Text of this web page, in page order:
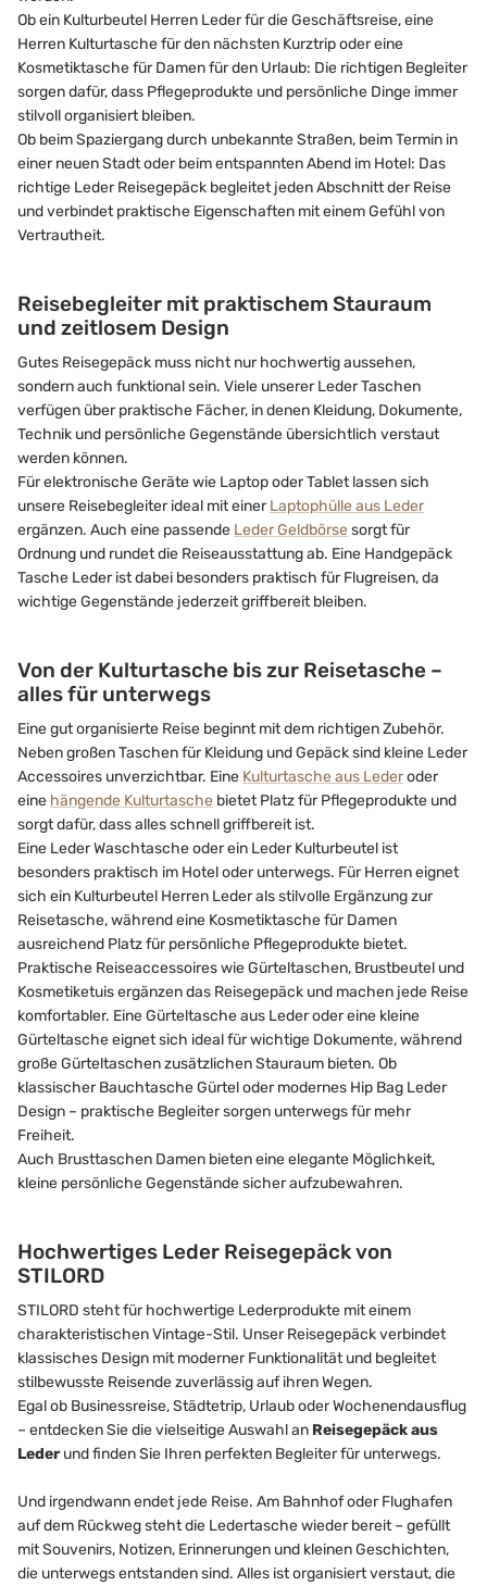
Ob ein Kulturbeutel Herren Leder für die Geschäftsreise, eine
Herren Kulturtasche für den nächsten Kurztrip oder eine
Kosmetiktasche für Damen für den Urlaub: Die richtigen Begleiter
sorgen dafür, dass Pflegeprodukte und persönliche Dinge immer
stilvoll organisiert bleiben.
Ob beim Spaziergang durch unbekannte Straßen, beim Termin in
einer neuen Stadt oder beim entspannten Abend im Hotel: Das
richtige Leder Reisegepäck begleitet jeden Abschnitt der Reise
und verbindet praktische Eigenschaften mit einem Gefühl von
Vertrautheit.
Reisebegleiter mit praktischem Stauraum
und zeitlosem Design
Gutes Reisegepäck muss nicht nur hochwertig aussehen,
sondern auch funktional sein. Viele unserer Leder Taschen
verfügen über praktische Fächer, in denen Kleidung, Dokumente,
Technik und persönliche Gegenstände übersichtlich verstaut
werden können.
Für elektronische Geräte wie Laptop oder Tablet lassen sich
unsere Reisebegleiter ideal mit einerLaptophülle aus Leder
ergänzen. Auch eine passende Leder Geldbörse sorgt für
Ordnung und rundet die Reiseausstattung ab. Eine Handgepäck
Tasche Leder ist dabei besonders praktisch für Flugreisen, da
wichtige Gegenstände jederzeit griffbereit bleiben.
Von der Kulturtasche bis zur Reisetasche –
alles für unterwegs
Eine gut organisierte Reise beginnt mit dem richtigen Zubehör.
Neben großen Taschen für Kleidung und Gepäck sind kleine Leder
Accessoires unverzichtbar. Eine Kulturtasche aus Lederoder
eine hängende Kulturtasche bietet Platz für Pflegeprodukte und
sorgt dafür, dass alles schnell griffbereit ist.
Eine Leder Waschtasche oder ein Leder Kulturbeutel ist
besonders praktisch im Hotel oder unterwegs. Für Herren eignet
sich ein Kulturbeutel Herren Leder als stilvolle Ergänzung zur
Reisetasche, während eine Kosmetiktasche für Damen
ausreichend Platz für persönliche Pflegeprodukte bietet.
Praktische Reiseaccessoires wie Gürteltaschen, Brustbeutel und
Kosmetiketuis ergänzen das Reisegepäck und machen jede Reise
komfortabler. Eine Gürteltasche aus Leder oder eine kleine
Gürteltasche eignet sich ideal für wichtige Dokumente, während
große Gürteltaschen zusätzlichen Stauraum bieten. Ob
klassischer Bauchtasche Gürtel oder modernes Hip Bag Leder
Design – praktische Begleiter sorgen unterwegs für mehr
Freiheit.
Auch Brusttaschen Damen bieten eine elegante Möglichkeit,
kleine persönliche Gegenstände sicher aufzubewahren.
Hochwertiges Leder Reisegepäck von
STILORD
STILORD steht für hochwertige Lederprodukte mit einem
charakteristischen Vintage-Stil. Unser Reisegepäck verbindet
klassisches Design mit moderner Funktionalität und begleitet
stilbewusste Reisende zuverlässig auf ihren Wegen.
Egal ob Businessreise, Städtetrip, Urlaub oder Wochenendausflug
– entdecken Sie die vielseitige Auswahl an Reisegepäck aus
Lederund finden Sie Ihren perfekten Begleiter für unterwegs.
Und irgendwann endet jede Reise. Am Bahnhof oder Flughafen
auf dem Rückweg steht die Ledertasche wieder bereit – gefüllt
mit Souvenirs, Notizen, Erinnerungen und kleinen Geschichten,
die unterwegs entstanden sind. Alles ist organisiert verstaut, die